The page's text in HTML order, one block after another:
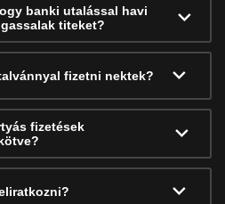
banki utalással havi
titeket?
fizetni nektek?
fizetések